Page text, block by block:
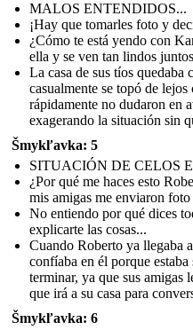
MALOS ENTENDIDOS...
¡Hay que tomarles foto y
¿Cómo te está yendo con
ella y se ven tan lindos
La casa de sus tíos quedaba
casualmente se topó de
rápidamente no dudaron en
exagerando la situación sin
Šmykľavka: 5
SITUACIÓN DE CELOS
¿Por qué me haces esto
mis amigas me enviaron
No entiendo por qué dices
explicarte las cosas...
Cuando Roberto ya llegaba
confíaba en él porque
terminar, ya que sus amigas
que irá a su casa para
Šmykľavka: 6